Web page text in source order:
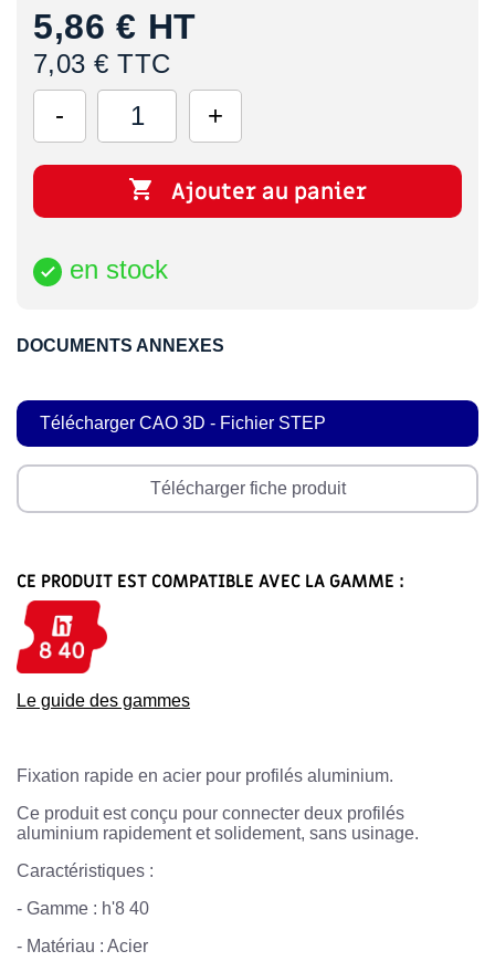
5,86 € HT
7,03 € TTC
 Ajouter au panier
 en stock
DOCUMENTS ANNEXES
Télécharger CAO 3D - Fichier STEP
Télécharger fiche produit
CE PRODUIT EST COMPATIBLE AVEC LA GAMME :
Le guide des gammes
Fixation rapide en acier pour profilés aluminium.
Ce produit est conçu pour connecter deux profilés
aluminium rapidement et solidement, sans usinage.
Caractéristiques :
- Gamme : h'8 40
- Matériau : Acier